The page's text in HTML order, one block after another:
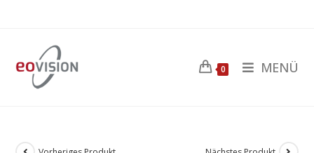
0 MENÜ